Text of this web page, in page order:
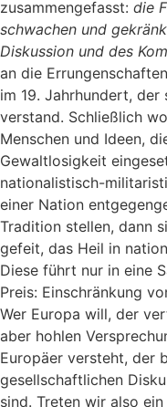
zusammengefasst: die
schwachen und
Diskussion und des
an die
im 19. Jahrhundert,
verstand. Schließlich
Menschen und Ideen,
Gewaltlosigkeit
nationalistisch-
einer Nation
Tradition stellen, dann
gefeit, das Heil in
Diese führt nur in eine
Preis: Einschränkung
Wer Europa will, der
aber hohlen
Europäer versteht, der
gesellschaftlichen
sind. Treten wir also